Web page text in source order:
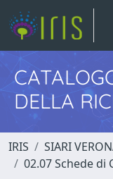
DELLA
IRIS SIARI
02.07 Schede di